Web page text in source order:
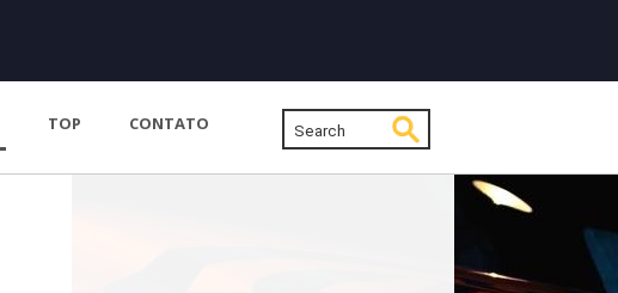
TOP CONTATO